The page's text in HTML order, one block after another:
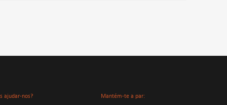
ajudar-nos? Mantém-te a par: